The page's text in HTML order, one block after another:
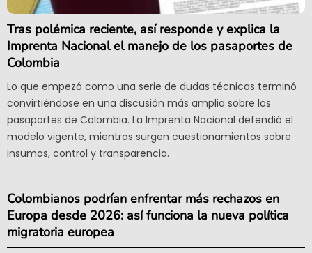
Tras polémica reciente, así responde y explica la
Imprenta Nacional el manejo de los pasaportes de
Colombia
Lo que empezó como una serie de dudas técnicas terminó
convirtiéndose en una discusión más amplia sobre los
pasaportes de Colombia. La Imprenta Nacional defendió el
modelo vigente, mientras surgen cuestionamientos sobre
insumos, control y transparencia.
Colombianos podrían enfrentar más rechazos en
Europa desde 2026: así funciona la nueva política
migratoria europea